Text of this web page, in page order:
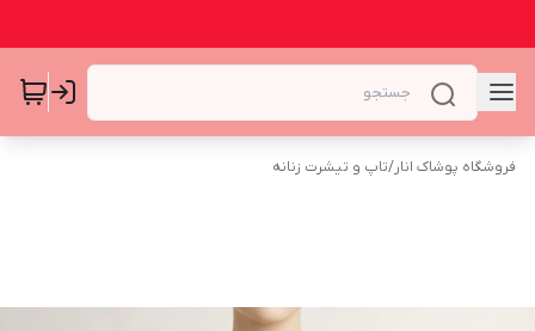
فروشگاه پوشاک انار/تاپ و تیشرت زنانه